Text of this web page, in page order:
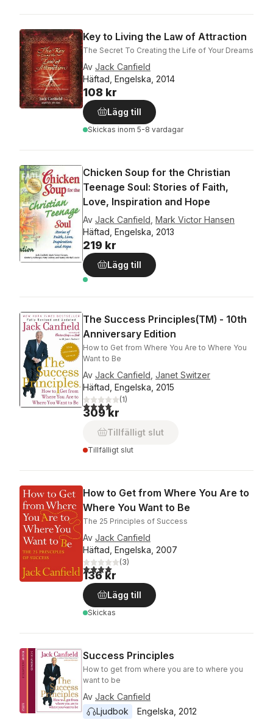
Key to Living the Law of Attraction
The Secret To Creating the Life of Your Dreams
Av Jack Canfield
Häftad, Engelska, 2014
108 kr
Lägg till
Skickas inom 5-8 vardagar
Chicken Soup for the Christian
Teenage Soul: Stories of Faith,
Love, Inspiration and Hope
Av Jack Canfield Mark Victor Hansen
Häftad, Engelska, 2013
219 kr
Lägg till
The Success Principles(TM) - 10th
Anniversary Edition
How to Get from Where You Are to Where You
Want to Be
Av Jack Canfield Janet Switzer
Häftad, Engelska, 2015
4,0utav 5 stjärnor. Totalt antal röster:
(1)
309 kr
Tillfälligt slut
Tillfälligt slut
How to Get from Where You Are to
Where You Want to Be
The 25 Principles of Success
Av Jack Canfield
Häftad, Engelska, 2007
4,0utav 5 stjärnor. Totalt antal röster:
(3)
136 kr
Lägg till
Skickas
Success Principles
How to get from where you are to where you
want to be
Av Jack Canfield
Ljudbok
Engelska 2012